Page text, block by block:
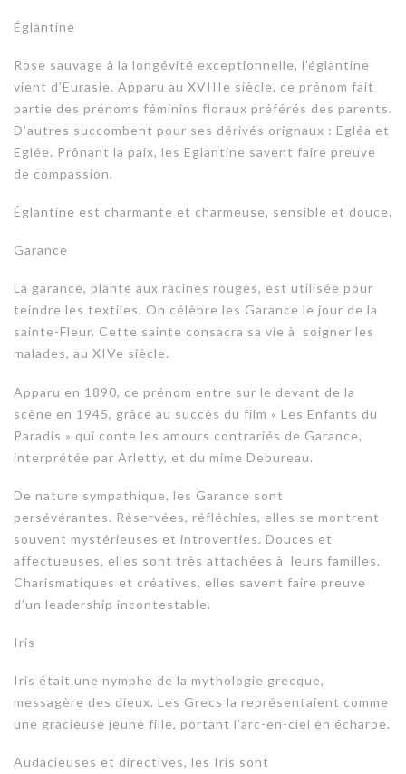
Églantine
Rose sauvage à la longévité exceptionnelle, l’églantine
vient d’Eurasie. Apparu au XVIIIe siècle, ce prénom fait
partie des prénoms féminins floraux préférés des parents.
D’autres succombent pour ses dérivés orignaux : Egléa et
Eglée. Prônant la paix, les Eglantine savent faire preuve
de compassion.
Églantine est charmante et charmeuse, sensible et douce.
Garance
La garance, plante aux racines rouges, est utilisée pour
teindre les textiles. On célèbre les Garance le jour de la
sainte-Fleur. Cette sainte consacra sa vie à soigner les
malades, au XIVe siècle.
Apparu en 1890, ce prénom entre sur le devant de la
scène en 1945, grâce au succès du film « Les Enfants du
Paradis » qui conte les amours contrariés de Garance,
interprétée par Arletty, et du mime Debureau.
De nature sympathique, les Garance sont
persévérantes. Réservées, réfléchies, elles se montrent
souvent mystérieuses et introverties. Douces et
affectueuses, elles sont très attachées à leurs familles.
Charismatiques et créatives, elles savent faire preuve
d’un leadership incontestable.
Iris
Iris était une nymphe de la mythologie grecque,
messagère des dieux. Les Grecs la représentaient comme
une gracieuse jeune fille, portant l’arc-en-ciel en écharpe.
Audacieuses et directives, les Iris sont